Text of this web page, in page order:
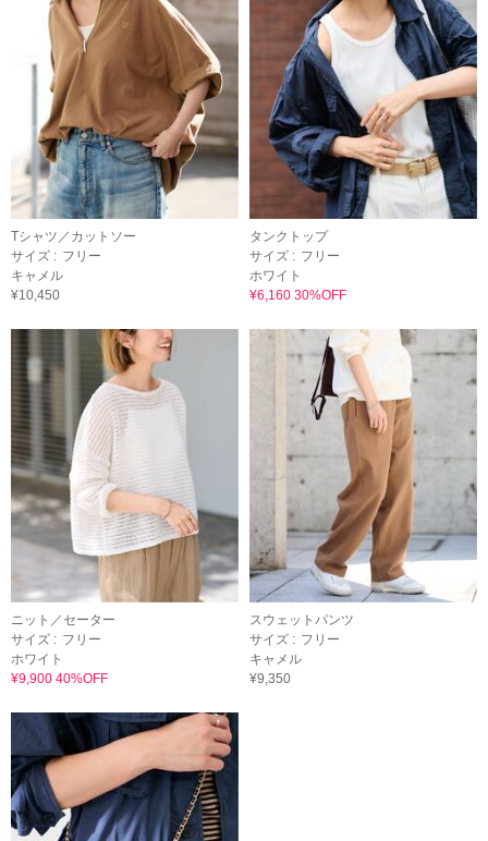
Tシャツ／カットソー
サイズ : フリー
キャメル
¥10,450
タンクトップ
サイズ : フリー
ホワイト
¥6,160 30%OFF
ニット／セーター
サイズ : フリー
ホワイト
¥9,900 40%OFF
スウェットパンツ
サイズ : フリー
キャメル
¥9,350